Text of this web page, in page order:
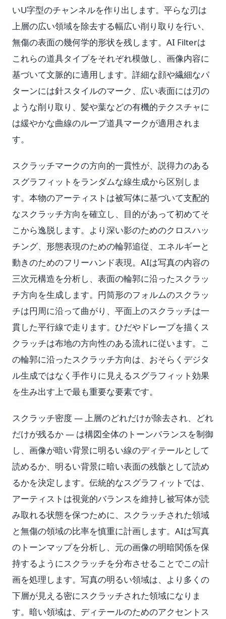
いU字型のチャンネルを作り出します。平らな刃は
上層の広い領域を除去する幅広い削り取りを行い、
無傷の表面の幾何学的形状を残します。AI Filterは
これらの道具タイプをそれぞれ模倣し、画像内容に
基づいて文脈的に適用します。詳細な顔や繊細なパ
ターンには針スタイルのマーク、広い表面には刃の
ような削り取り、髪や葉などの有機的テクスチャに
は緩やかな曲線のループ道具マークが適用されま
す。
スクラッチマークの方向的一貫性が、説得力のある
スグラフィットをランダムな線生成から区別しま
す。本物のアーティストは被写体に基づいて支配的
なスクラッチ方向を確立し、目的があって初めてそ
こから逸脱します。より深い影のためのクロスハッ
チング、形態表現のための輪郭追従、エネルギーと
動きのためのフリーハンド表現。AIは写真の内容の
三次元構造を分析し、表面の輪郭に沿ったスクラッ
チ方向を生成します。円筒形のフォルムのスクラッ
チは円周に沿って曲がり、平面上のスクラッチは一
貫した平行線で走ります。ひだやドレープを描くス
クラッチは布地の方向性のある流れに従います。こ
の輪郭に沿ったスクラッチ方向は、おそらくデジタ
ル生成ではなく手作りに見えるスグラフィット効果
を生み出す上で最も重要な要素です。
スクラッチ密度 — 上層のどれだけが除去され、どれ
だけが残るか — は構図全体のトーンバランスを制御
し、画像が暗い背景に明るい線のディテールとして
読めるか、明るい背景に暗い表面の残骸として読め
るかを決定します。伝統的なスグラフィットでは、
アーティストは視覚的バランスを維持し被写体が読
み取れる状態を保つために、スクラッチされた領域
と無傷の領域の比率を慎重に計画します。AIは写真
のトーンマップを分析し、元の画像の明暗関係を保
持するようにスクラッチを分布させることでこの計
画を処理します。写真の明るい領域は、より多くの
下層が見える密にスクラッチされた領域になりま
す。暗い領域は、ディテールのためのアクセントス